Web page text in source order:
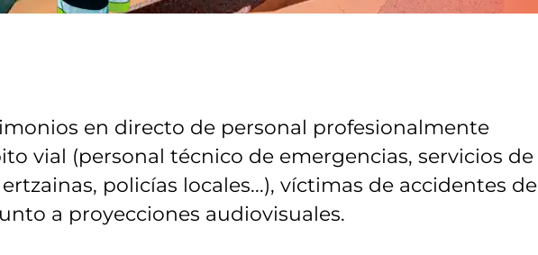
en directo de personal profesionalmente
vial (personal técnico de emergencias, servicios de
policías locales...), víctimas de accidentes de
a proyecciones audiovisuales.